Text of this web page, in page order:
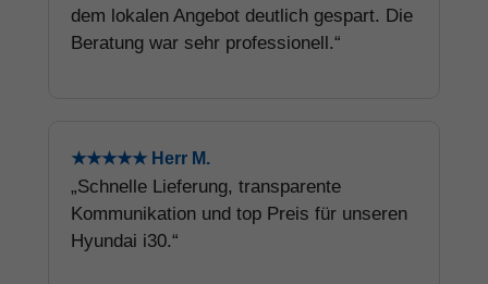
dem lokalen Angebot deutlich gespart. Die
Beratung war sehr professionell.“
★★★★★ Herr M.
„Schnelle Lieferung, transparente
Kommunikation und top Preis für unseren
Hyundai i30.“